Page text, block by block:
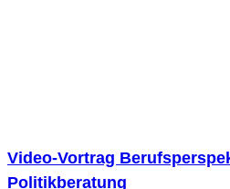
Video-Vortrag
Politikberatung